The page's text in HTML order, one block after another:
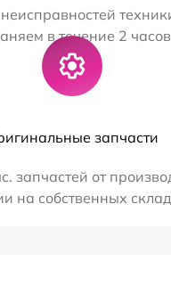
в течение 2
запчасти
запчастей от
на собственных